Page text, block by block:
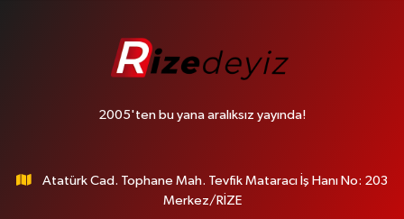
2005'ten bu yana aralıksız yayında!
Atatürk Cad. Tophane Mah. Tevfik Mataracı İş Hanı No: 203
Merkez/RİZE